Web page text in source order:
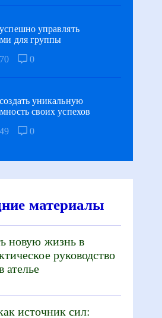
управлять
для группы
0
уникальную
своих успехов
0
материалы
новую жизнь в
руководство
ателье
источник сил: